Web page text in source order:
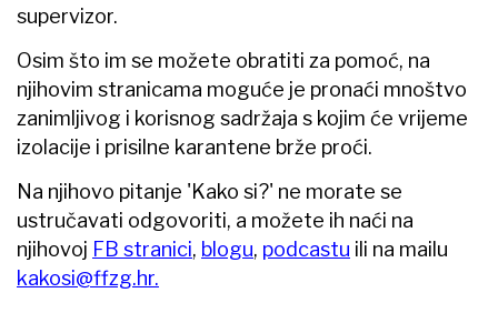
supervizor.
Osim što im se možete obratiti za pomoć, na
njihovim stranicama moguće je pronaći mnoštvo
zanimljivog i korisnog sadržaja s kojim će vrijeme
izolacije i prisilne karantene brže proći.
Na njihovo pitanje 'Kako si?' ne morate se
ustručavati odgovoriti, a možete ih naći na
njihovoj FB stranici, blogu, podcastu ili na mailu
kakosi@ffzg.hr.